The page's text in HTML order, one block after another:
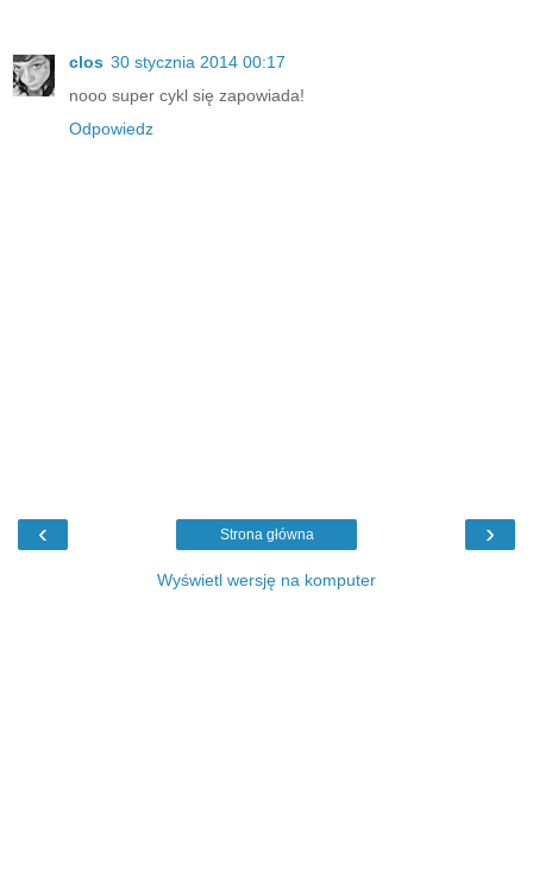
clos 30 stycznia 2014 00:17
nooo super cykl się zapowiada!
Odpowiedz
‹ ›
Strona główna
Wyświetl wersję na komputer